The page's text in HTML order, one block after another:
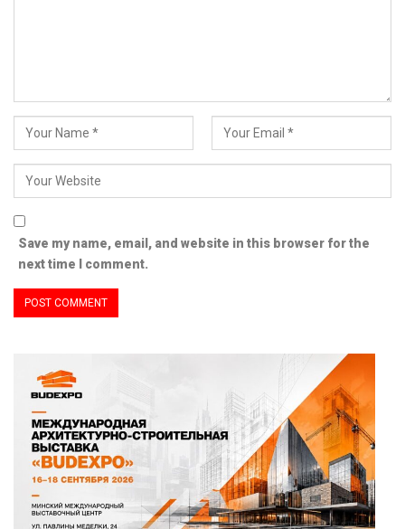
Save my name, email, and website in this browser for the
next time I comment.